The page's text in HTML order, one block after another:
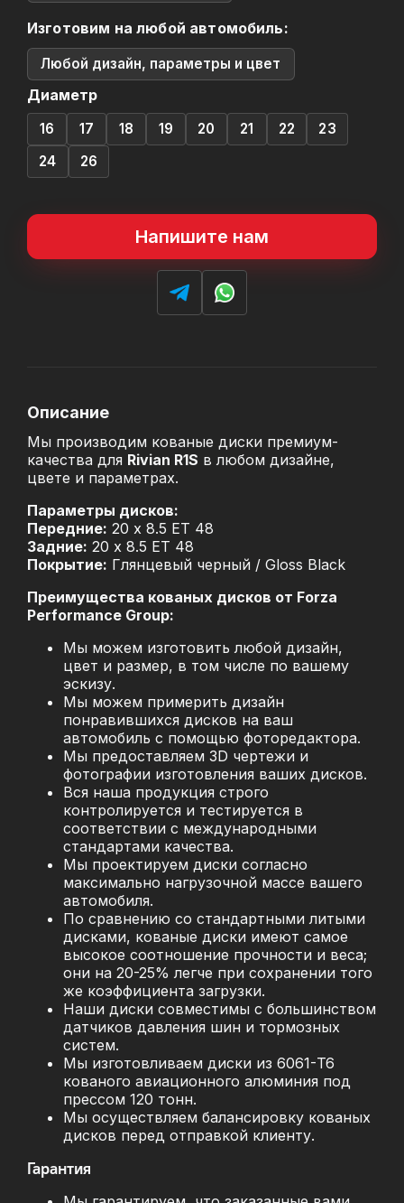
Изготовим на любой автомобиль:
Любой дизайн, параметры и цвет
Диаметр
16 17 18 19 20 21 22
23
24
26
Напишите нам
Описание
Мы производим кованые диски премиум-
качества для Rivian R1S в любом дизайне,
цвете и параметрах.
Параметры дисков:
Передние: 20 x 8.5 ET 48
Задние: 20 x 8.5 ET 48
Покрытие: Глянцевый черный / Gloss Black
Преимущества кованых дисков от Forza
Performance Group:
Мы можем изготовить любой дизайн,
цвет и размер, в том числе по вашему
эскизу.
Мы можем примерить дизайн
понравившихся дисков на ваш
автомобиль с помощью фоторедактора.
Мы предоставляем 3D чертежи и
фотографии изготовления ваших дисков.
Вся наша продукция строго
контролируется и тестируется в
соответствии с международными
стандартами качества.
Мы проектируем диски согласно
максимально нагрузочной массе вашего
автомобиля.
По сравнению со стандартными литыми
дисками, кованые диски имеют самое
высокое соотношение прочности и веса;
они на 20-25% легче при сохранении того
же коэффициента загрузки.
Наши диски совместимы с большинством
датчиков давления шин и тормозных
систем.
Мы изготовливаем диски из 6061-T6
кованого авиационного алюминия под
прессом 120 тонн.
Мы осуществляем балансировку кованых
дисков перед отправкой клиенту.
Гарантия